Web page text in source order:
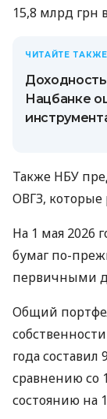
15,8 млрд грн
ЧИТАЙТЕ ТАКЖЕ
Нацбанке
Также НБУ
ОВГЗ, которые
На 1 мая 2026
бумаг по-
первичными
Общий
года
сравнению со
состоянию на